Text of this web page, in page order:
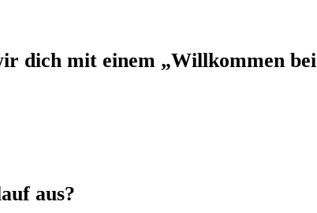
dich mit einem „Willkommen bei
aus?